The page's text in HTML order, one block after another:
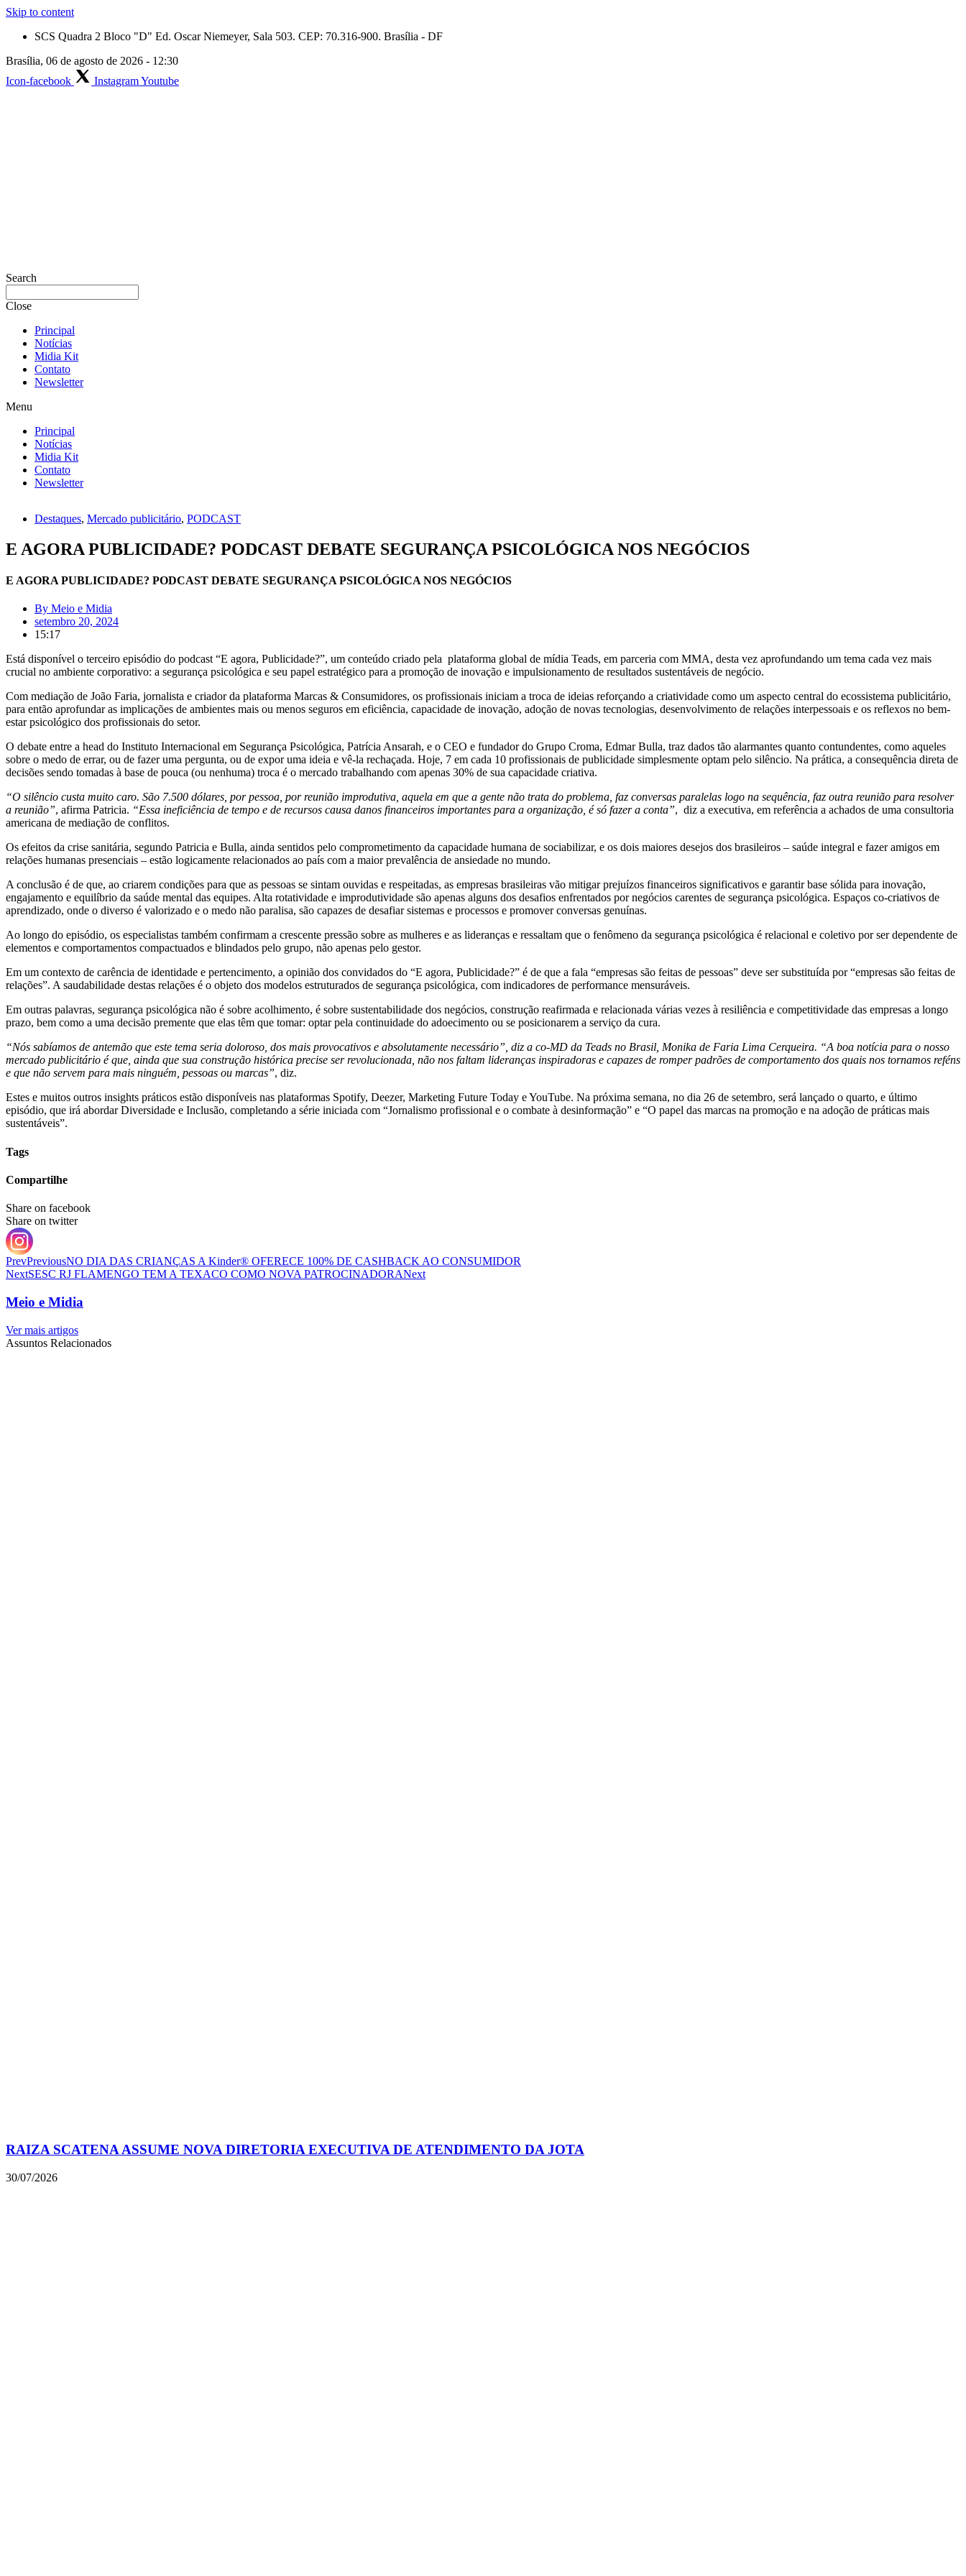
Skip to content
SCS Quadra 2 Bloco "D" Ed. Oscar Niemeyer, Sala 503. CEP: 70.316-900. Brasília - DF
Brasília, 06 de agosto de 2026 - 12:30
Icon-facebook
InstagramYoutube
Search
Close
Principal
Notícias
Midia Kit
Contato
Newsletter
Menu
Principal
Notícias
Midia Kit
Contato
Newsletter
Destaques, Mercado publicitário, PODCAST
E AGORA PUBLICIDADE? PODCAST DEBATE SEGURANÇA PSICOLÓGICA NOS NEGÓCIOS
E AGORA PUBLICIDADE? PODCAST DEBATE SEGURANÇA PSICOLÓGICA NOS NEGÓCIOS
By Meio e Midia
setembro 20, 2024
15:17
Está disponível o terceiro episódio do podcast “E agora, Publicidade?”, um conteúdo criado pela plataforma global de mídia Teads, em parceria com MMA, desta vez aprofundando um tema cada vez mais
crucial no ambiente corporativo: a segurança psicológica e seu papel estratégico para a promoção de inovação e impulsionamento de resultados sustentáveis de negócio.
Com mediação de João Faria, jornalista e criador da plataforma Marcas & Consumidores, os profissionais iniciam a troca de ideias reforçando a criatividade como um aspecto central do ecossistema publicitário,
para então aprofundar as implicações de ambientes mais ou menos seguros em eficiência, capacidade de inovação, adoção de novas tecnologias, desenvolvimento de relações interpessoais e os reflexos no bem-
estar psicológico dos profissionais do setor.
O debate entre a head do Instituto Internacional em Segurança Psicológica, Patrícia Ansarah, e o CEO e fundador do Grupo Croma, Edmar Bulla, traz dados tão alarmantes quanto contundentes, como aqueles
sobre o medo de errar, ou de fazer uma pergunta, ou de expor uma ideia e vê-la rechaçada. Hoje, 7 em cada 10 profissionais de publicidade simplesmente optam pelo silêncio. Na prática, a consequência direta de
decisões sendo tomadas à base de pouca (ou nenhuma) troca é o mercado trabalhando com apenas 30% de sua capacidade criativa.
“O silêncio custa muito caro. São 7.500 dólares, por pessoa, por reunião improdutiva, aquela em que a gente não trata do problema, faz conversas paralelas logo na sequência, faz outra reunião para resolver
a reunião”, afirma Patricia. “Essa ineficiência de tempo e de recursos causa danos financeiros importantes para a organização, é só fazer a conta”, diz a executiva, em referência a achados de uma consultoria
americana de mediação de conflitos.
Os efeitos da crise sanitária, segundo Patricia e Bulla, ainda sentidos pelo comprometimento da capacidade humana de sociabilizar, e os dois maiores desejos dos brasileiros – saúde integral e fazer amigos em
relações humanas presenciais – estão logicamente relacionados ao país com a maior prevalência de ansiedade no mundo.
A conclusão é de que, ao criarem condições para que as pessoas se sintam ouvidas e respeitadas, as empresas brasileiras vão mitigar prejuízos financeiros significativos e garantir base sólida para inovação,
engajamento e equilíbrio da saúde mental das equipes. Alta rotatividade e improdutividade são apenas alguns dos desafios enfrentados por negócios carentes de segurança psicológica. Espaços co-criativos de
aprendizado, onde o diverso é valorizado e o medo não paralisa, são capazes de desafiar sistemas e processos e promover conversas genuínas.
Ao longo do episódio, os especialistas também confirmam a crescente pressão sobre as mulheres e as lideranças e ressaltam que o fenômeno da segurança psicológica é relacional e coletivo por ser dependente de
elementos e comportamentos compactuados e blindados pelo grupo, não apenas pelo gestor.
Em um contexto de carência de identidade e pertencimento, a opinião dos convidados do “E agora, Publicidade?” é de que a fala “empresas são feitas de pessoas” deve ser substituída por “empresas são feitas de
relações”. A saudabilidade destas relações é o objeto dos modelos estruturados de segurança psicológica, com indicadores de performance mensuráveis.
Em outras palavras, segurança psicológica não é sobre acolhimento, é sobre sustentabilidade dos negócios, construção reafirmada e relacionada várias vezes à resiliência e competitividade das empresas a longo
prazo, bem como a uma decisão premente que elas têm que tomar: optar pela continuidade do adoecimento ou se posicionarem a serviço da cura.
“Nós sabíamos de antemão que este tema seria doloroso, dos mais provocativos e absolutamente necessário”, diz a co-MD da Teads no Brasil, Monika de Faria Lima Cerqueira. “A boa notícia para o nosso
mercado publicitário é que, ainda que sua construção histórica precise ser revolucionada, não nos faltam lideranças inspiradoras e capazes de romper padrões de comportamento dos quais nos tornamos reféns
e que não servem para mais ninguém, pessoas ou marcas”, diz.
Estes e muitos outros insights práticos estão disponíveis nas plataformas Spotify, Deezer, Marketing Future Today e YouTube. Na próxima semana, no dia 26 de setembro, será lançado o quarto, e último
episódio, que irá abordar Diversidade e Inclusão, completando a série iniciada com “Jornalismo profissional e o combate à desinformação” e “O papel das marcas na promoção e na adoção de práticas mais
sustentáveis”.
Tags
Compartilhe
Share on facebook
Share on twitter
PrevPreviousNO DIA DAS CRIANÇAS A Kinder® OFERECE 100% DE CASHBACK AO CONSUMIDOR
NextSESC RJ FLAMENGO TEM A TEXACO COMO NOVA PATROCINADORANext
Meio e Midia
Ver mais artigos
Assuntos Relacionados
RAIZA SCATENA ASSUME NOVA DIRETORIA EXECUTIVA DE ATENDIMENTO DA JOTA
30/07/2026